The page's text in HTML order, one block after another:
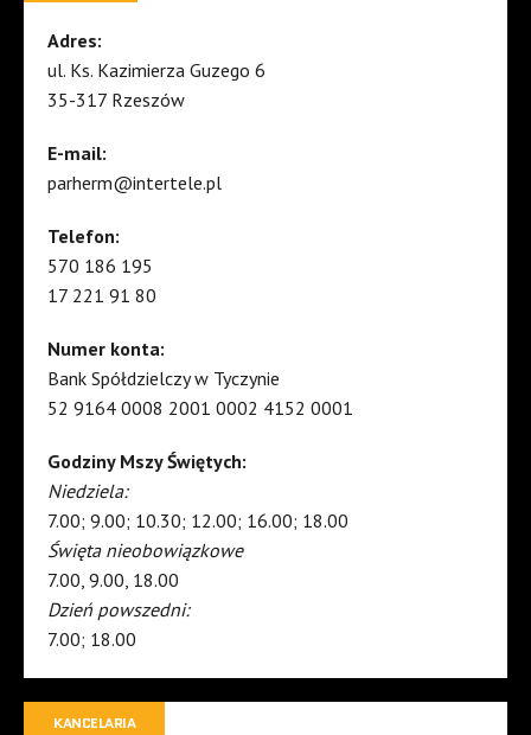
Adres:
ul. Ks. Kazimierza Guzego 6
35-317 Rzeszów
E-mail:
parherm@intertele.pl
Telefon:
570 186 195
17 221 91 80
Numer konta:
Bank Spółdzielczy w Tyczynie
52 9164 0008 2001 0002 4152 0001
Godziny Mszy Świętych:
Niedziela:
7.00; 9.00; 10.30; 12.00; 16.00; 18.00
Święta nieobowiązkowe
7.00, 9.00, 18.00
Dzień powszedni:
7.00; 18.00
KANCELARIA